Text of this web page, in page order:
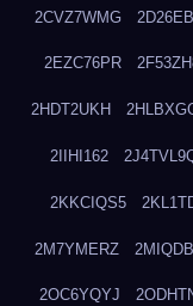
2CVZ7WMG
2EZC76PR
2HDT2UKH
2IIHI162
2KKCIQS5
2M7YMERZ
2OC6YQYJ